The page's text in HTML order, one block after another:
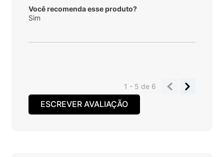
Você recomenda esse produto?
Sim
1 - 5de 6
ESCREVER AVALIAÇÃO